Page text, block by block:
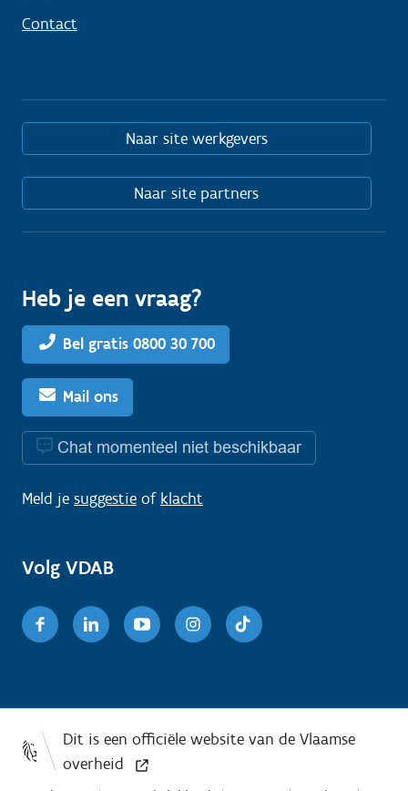
Contact
Naar site werkgevers
Naar site partners
Heb je een vraag?
Bel gratis 0800 30 700
Mail ons
Chat momenteel niet beschikbaar
Meld je suggestie of klacht
Volg VDAB
FacebookLinkedinYoutubeInstagram